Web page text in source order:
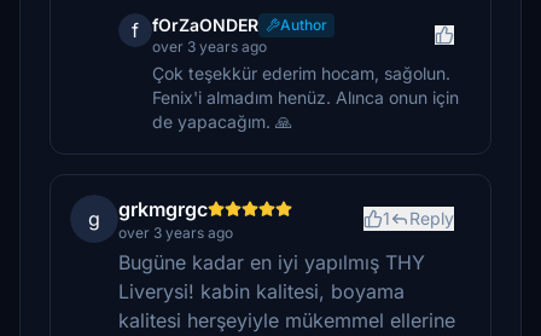
f fOrZaONDER
Author
over 3 years ago
Çok teşekkür ederim hocam, sağolun.
Fenix'i almadım henüz. Alınca onun için
de yapacağım. 🙏
g grkmgrgc
over 3 years ago
1 Reply
Bugüne kadar en iyi yapılmış THY
Liverysi! kabin kalitesi, boyama
kalitesi herşeyiyle mükemmel ellerine